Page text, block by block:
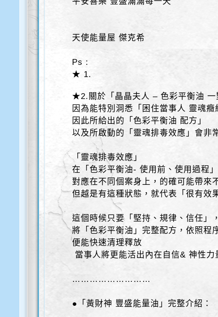
天使能量屋 傑克希
Ps :
★ 1.
★2.關於「晶晶夫人 – 色彩平衡油 一
因為能特別洞悉「困住當事人 靈魂癥
因此所給出的「色彩平衡油 配方」
以及所啟動的「靈魂排毒效應」會非
「靈魂排毒效應」
在「色彩平衡油- 使用前、使用過程
對應在不同個案身上，的確可能帶來
但越是有這種狀態，就代表「很有效
這個時候只要「堅持、規律、信任」
將「色彩平衡油」完整配方，依照程
便能快速清理釋放
當事人將更能活出內在自信& 神性力
………………………
●「黃財神 豐盛能量油」完整介紹：